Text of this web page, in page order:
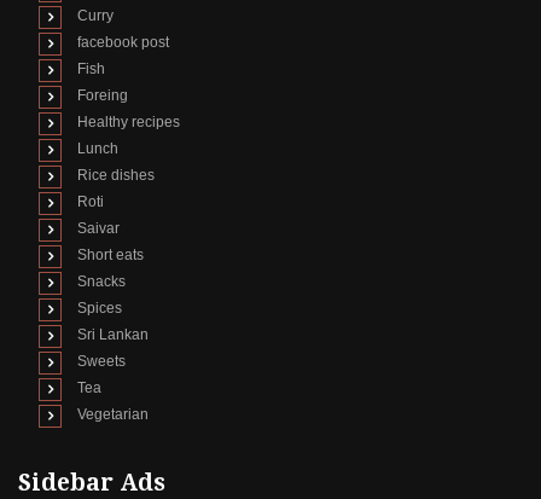
Curry
facebook post
Fish
Foreing
Healthy recipes
Lunch
Rice dishes
Roti
Saivar
Short eats
Snacks
Spices
Sri Lankan
Sweets
Tea
Vegetarian
Sidebar Ads